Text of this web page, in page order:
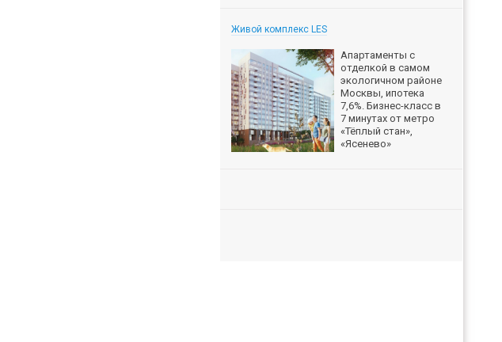
Живой комплекс LES
Апартаменты с
отделкой в самом
экологичном районе
Москвы, ипотека
7,6%. Бизнес-класс в
7 минутах от метро
«Тёплый стан»,
«Ясенево»